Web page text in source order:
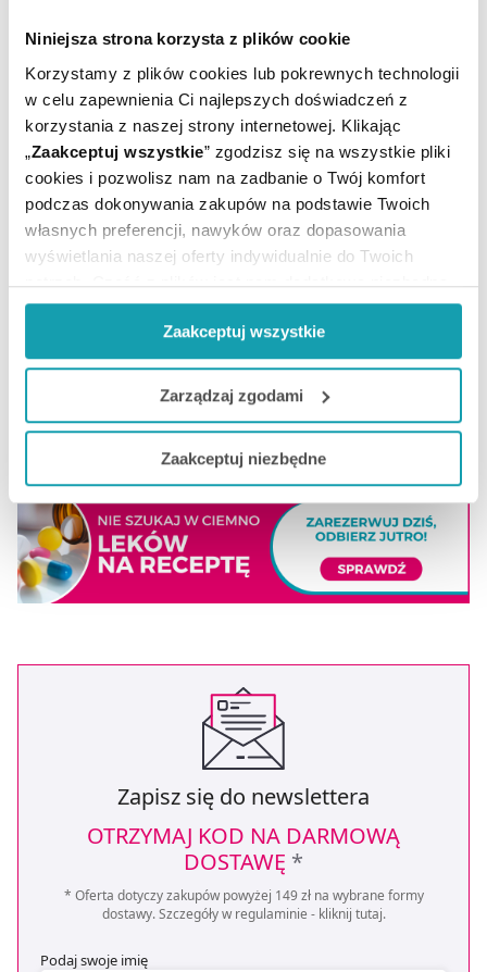
Niniejsza strona korzysta z plików cookie
Korzystamy z plików cookies lub pokrewnych technologii
w celu zapewnienia Ci najlepszych doświadczeń z
korzystania z naszej strony internetowej. Klikając
„Zaakceptuj wszystkie” zgodzisz się na wszystkie pliki
cookies i pozwolisz nam na zadbanie o Twój komfort
podczas dokonywania zakupów na podstawie Twoich
własnych preferencji, nawyków oraz dopasowania
wyświetlania naszej oferty indywidualnie do Twoich
potrzeb. Część z plików jest nam dodatkowo niezbędna
do prawidłowego działania Portalu oraz jego
funkcjonalności. W zależności od funkcji, dane o tym jak
korzystasz z naszej witryny będą również przekazywane
do naszych Partnerów marketingowych i analitycznych.
Jeżeli chcesz dostosować swoją zgodę i wybrać tylko
niektóre dodatkowe funkcje, z którymi wiąże się
zbieranie danych o Twojej aktywności dokonaj
preferowanych przez Ciebie wyborów i kliknij „Zarządzaj
zgodami
Możesz również kliknąć „ Zaakceptuj niezbędne”, co
z brakiem dostępu do wszystkich funkcjonalności
Zaakceptuj wszystkie
Zarządzaj zgodami
Zaakceptuj niezbędne
Producent / Podmiot
TZMO-MATOPAT-
Rejestracja produktu:
Wyrób medyczny
ZOBACZ TEŻ
ARTYKUŁY
MOŻE CI SIĘ PRZYDAĆ
Zapisz się do newslettera
OTRZYMAJ KOD NA DARMOWĄ
DOSTAWĘ *
* Oferta dotyczy zakupów powyżej 149 zł na wybrane formy
dostawy. Szczegóły w regulaminie - kliknij tutaj.
Podaj swoje imię